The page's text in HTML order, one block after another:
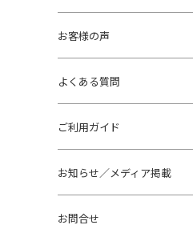
お客様の声
よくある質問
ご利用ガイド
お知らせ／メディア掲載
お問合せ